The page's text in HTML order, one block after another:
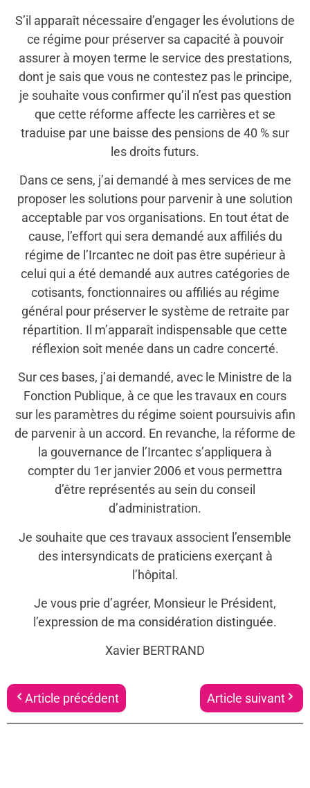
S’il apparaît nécessaire d’engager les évolutions de
ce régime pour préserver sa capacité à pouvoir
assurer à moyen terme le service des prestations,
dont je sais que vous ne contestez pas le principe,
je souhaite vous confirmer qu’il n’est pas question
que cette réforme affecte les carrières et se
traduise par une baisse des pensions de 40 % sur
les droits futurs.
Dans ce sens, j’ai demandé à mes services de me
proposer les solutions pour parvenir à une solution
acceptable par vos organisations. En tout état de
cause, l’effort qui sera demandé aux affiliés du
régime de l’Ircantec ne doit pas être supérieur à
celui qui a été demandé aux autres catégories de
cotisants, fonctionnaires ou affiliés au régime
général pour préserver le système de retraite par
répartition. Il m’apparaît indispensable que cette
réflexion soit menée dans un cadre concerté.
Sur ces bases, j’ai demandé, avec le Ministre de la
Fonction Publique, à ce que les travaux en cours
sur les paramètres du régime soient poursuivis afin
de parvenir à un accord. En revanche, la réforme de
la gouvernance de l’Ircantec s’appliquera à
compter du 1er janvier 2006 et vous permettra
d’être représentés au sein du conseil
d’administration.
Je souhaite que ces travaux associent l’ensemble
des intersyndicats de praticiens exerçant à
l’hôpital.
Je vous prie d’agréer, Monsieur le Président,
l’expression de ma considération distinguée.
Xavier BERTRAND
Article précédent Article suivant